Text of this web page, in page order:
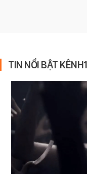
TIN NỔI BẬT